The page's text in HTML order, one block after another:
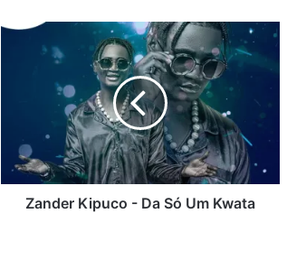
Zander
Kwata
Zander Kipuco - Da Só Um Kwata